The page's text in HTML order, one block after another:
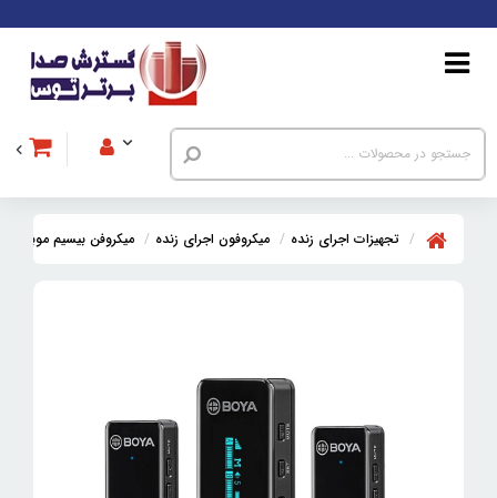
تجهیزات اجرای زنده میکروفون اجرای زنده میکروفن بیسیم موبایل